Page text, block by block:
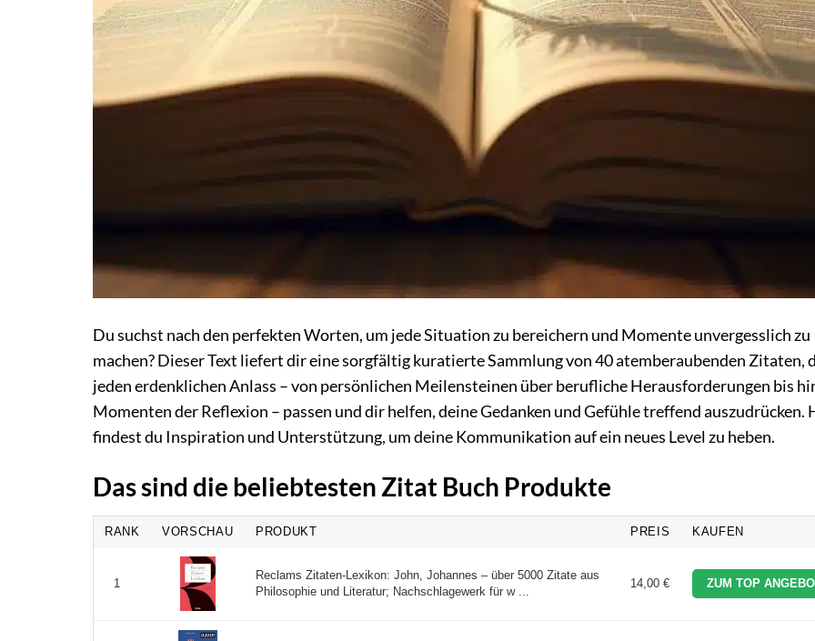
Du suchst nach den perfekten Worten, um jede Situation zu bereichern und Momente unvergesslich zu
machen? Dieser Text liefert dir eine sorgfältig kuratierte Sammlung von 40 atemberaubenden Zitaten,
jeden erdenklichen Anlass – von persönlichen Meilensteinen über berufliche Herausforderungen bis
Momenten der Reflexion – passen und dir helfen, deine Gedanken und Gefühle treffend auszudrücken.
findest du Inspiration und Unterstützung, um deine Kommunikation auf ein neues Level zu heben.
Das sind die beliebtesten Zitat Buch Produkte
RANK VORSCHAU PRODUKT PREIS KAUFEN
1
Reclams Zitaten-Lexikon: John, Johannes – über 5000 Zitate aus
Philosophie und Literatur; Nachschlagewerk für w ...
14,00 € ZUM TOP